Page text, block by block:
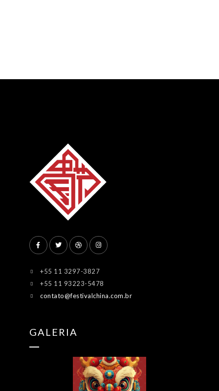
+55 11 3297-3827
+55 11 93223-5478
contato@festivalchina.com.br
GALERIA